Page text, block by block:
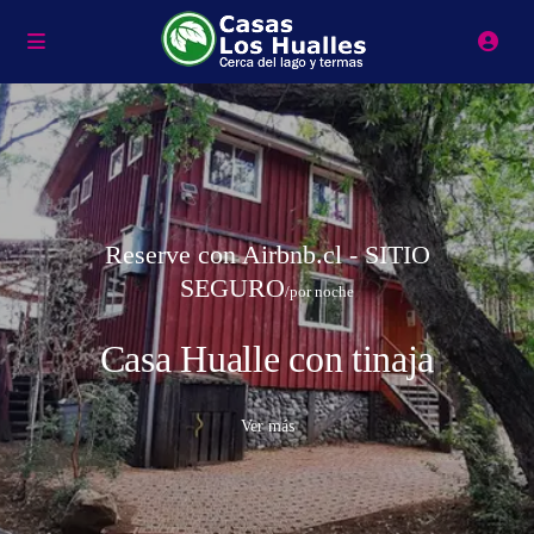
Reserve con Airbnb.cl - SITIO
SEGURO/por noche
Casa Hualle con tinaja
Ver más